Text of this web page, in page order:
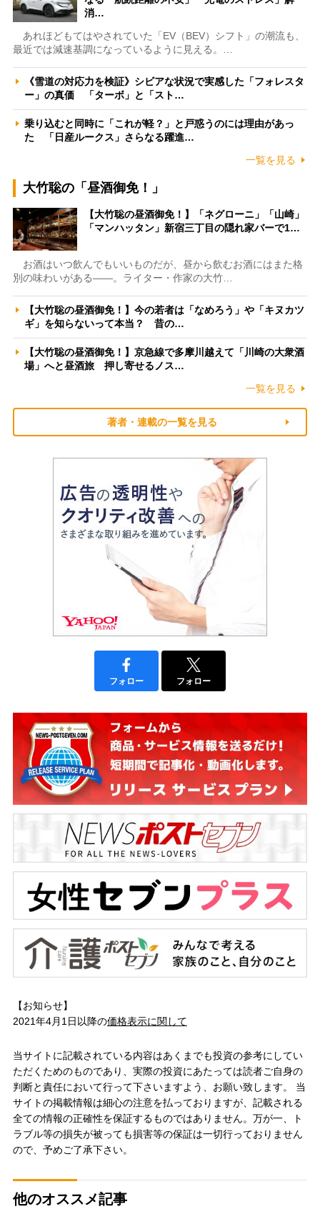
消…
あれほどもてはやされていた「EV（BEV）シフト」の潮流も、
最近では減速基調になっているように見える。…
《雪道の対応力を検証》シビアな状況で実感した「フォレスタ
ー」の真価 「ターボ」と「スト…
乗り込むと同時に「これが軽？」と戸惑うのには理由があっ
た 「日産ルークス」さらなる躍進…
一覧を見る
大竹聡の「昼酒御免！」
【大竹聡の昼酒御免！】「ネグローニ」「山崎」
「マンハッタン」新宿三丁目の隠れ家バーで1…
お酒はいつ飲んでもいいものだが、昼から飲むお酒にはまた格
別の味わいがある――。ライター・作家の大竹…
【大竹聡の昼酒御免！】今の若者は「なめろう」や「キヌカツ
ギ」を知らないって本当？ 昔の…
【大竹聡の昼酒御免！】京急線で多摩川越えて「川崎の大衆酒
場」へと昼酒旅 押し寄せるノス…
一覧を見る
著者・連載の一覧を見る
フォロー フォロー
【お知らせ】
2021年4月1日以降の価格表示に関して
当サイトに記載されている内容はあくまでも投資の参考にしてい
ただくためのものであり、実際の投資にあたっては読者ご自身の
判断と責任において行って下さいますよう、お願い致します。 当
サイトの掲載情報は細心の注意を払っておりますが、記載される
全ての情報の正確性を保証するものではありません。万が一、ト
ラブル等の損失が被っても損害等の保証は一切行っておりません
ので、予めご了承下さい。
他のオススメ記事